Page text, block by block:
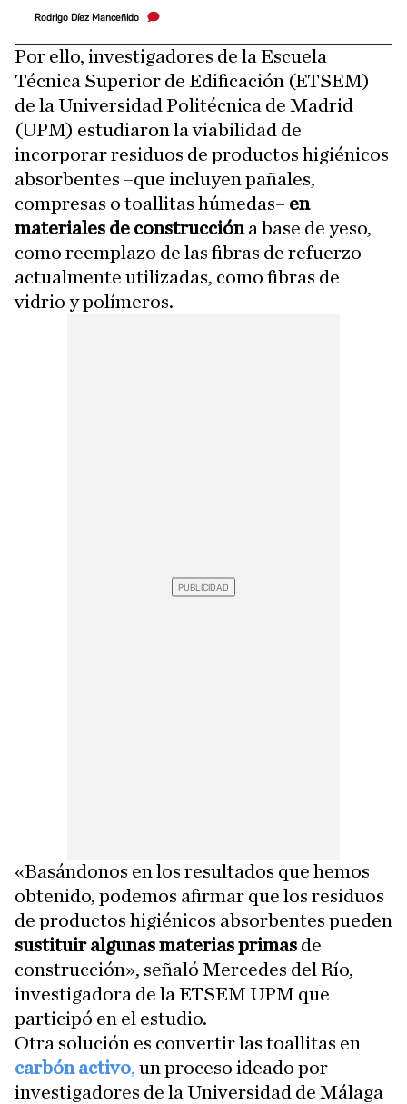
Rodrigo Díez Manceñido
Por ello, investigadores de la Escuela
Técnica Superior de Edificación (ETSEM)
de la Universidad Politécnica de Madrid
(UPM) estudiaron la viabilidad de
incorporar residuos de productos higiénicos
absorbentes –que incluyen pañales,
compresas o toallitas húmedas– en
materiales de construccióna base de yeso,
como reemplazo de las fibras de refuerzo
actualmente utilizadas, como fibras de
vidrio y polímeros.
«Basándonos en los resultados que hemos
obtenido, podemos afirmar que los residuos
de productos higiénicos absorbentes pueden
sustituir algunas materias primas de
construcción», señaló Mercedes del Río,
investigadora de la ETSEM UPM que
participó en el estudio.
Otra solución es convertir las toallitas en
carbón activo, un proceso ideado por
investigadores de la Universidad de Málaga